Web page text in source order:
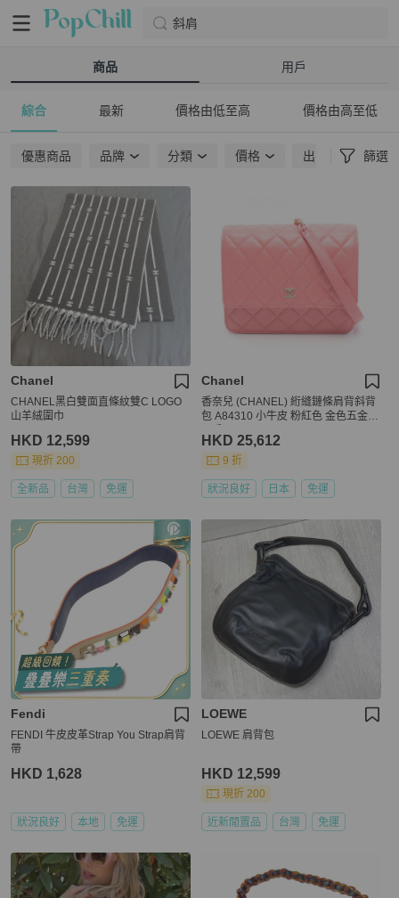
斜肩
商品 用戶
綜合 最新 價格由低至高 價格由高至低
優惠商品 品牌 分類 價格 出貨地點 篩選
Chanel
CHANEL黑白雙面直條紋雙C LOGO
山羊絨圍巾
HKD 12,599
現折 200
全新品 台灣 免運
Chanel
香奈兒 (CHANEL) 絎縫鏈條肩背斜背
包 A84310 小牛皮 粉紅色 金色五金
HKD 25,612
9 折
狀況良好 日本 免運
Fendi
FENDI 牛皮皮革Strap You Strap肩背
帶
HKD 1,628
狀況良好 本地 免運
LOEWE
LOEWE 肩背包
HKD 12,599
現折 200
近新閒置品 台灣 免運